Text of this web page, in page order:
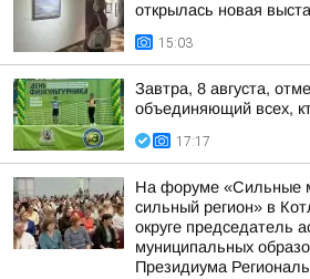
открылась новая
15:03
Завтра, 8 августа,
объединяющий всех,
17:17
На форуме «Сильные
сильный регион» в
округе председатель
муниципальных
Президиума